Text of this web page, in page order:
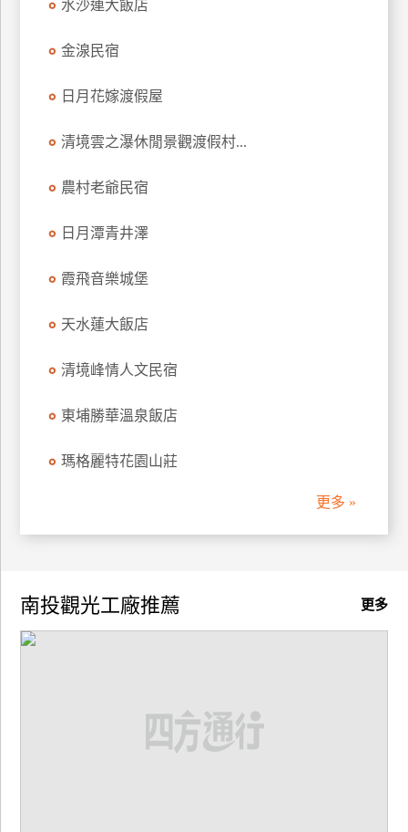
水沙連大飯店
金湶民宿
日月花嫁渡假屋
清境雲之瀑休閒景觀渡假村...
農村老爺民宿
日月潭青井澤
霞飛音樂城堡
天水蓮大飯店
清境峰情人文民宿
東埔勝華溫泉飯店
瑪格麗特花園山莊
更多 »
更多
南投觀光工廠推薦